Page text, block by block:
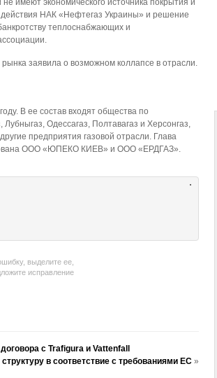
имеют экономического источника покрытия и
НАК «Нефтегаз Украины» и решение
теплоснабжающих и
рынка заявила о возможном коллапсе в отрасли.
В ее состав входят общества по
Одессагаз, Полтавагаз и Херсонгаз,
предприятия газовой отрасли. Глава
ООО «ЮПЕКО КИЕВ» и ООО «ЕРДГАЗ».
выделите ее,
исправление
с Trafigura и Vattenfall
в соответствие с требованиями ЕС»